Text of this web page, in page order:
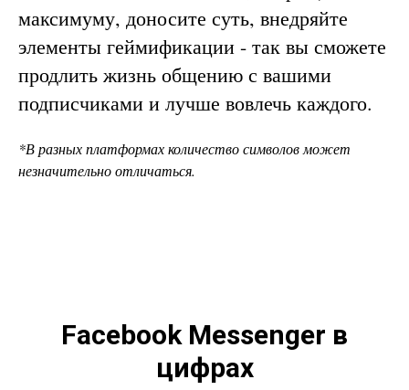
максимуму, доносите суть, внедряйте
элементы геймификации - так вы сможете
продлить жизнь общению с вашими
подписчиками и лучше вовлечь каждого.
*В разных платформах количество символов может
незначительно отличаться.
Facebook Messenger в
цифрах